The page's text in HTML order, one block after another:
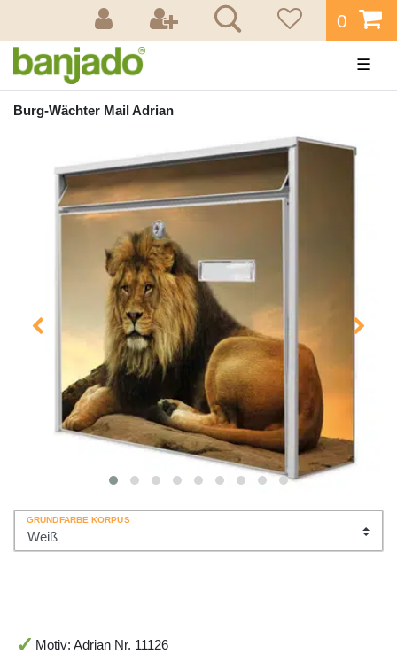
0
☰
Burg-Wächter Mail Adrian
GRUNDFARBE KORPUS
Motiv: Adrian Nr. 11126